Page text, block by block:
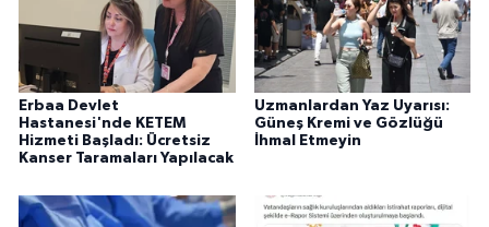
Erbaa Devlet
Hastanesi'nde KETEM
Hizmeti Başladı: Ücretsiz
Kanser Taramaları Yapılacak
Uzmanlardan Yaz Uyarısı:
Güneş Kremi ve Gözlüğü
İhmal Etmeyin